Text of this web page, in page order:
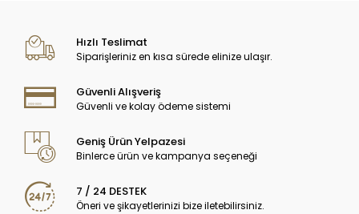
Hızlı Teslimat
Siparişleriniz en kısa sürede elinize ulaşır.
Güvenli Alışveriş
Güvenli ve kolay ödeme sistemi
Geniş Ürün Yelpazesi
Binlerce ürün ve kampanya seçeneği
7 / 24 DESTEK
Öneri ve şikayetlerinizi bize iletebilirsiniz.